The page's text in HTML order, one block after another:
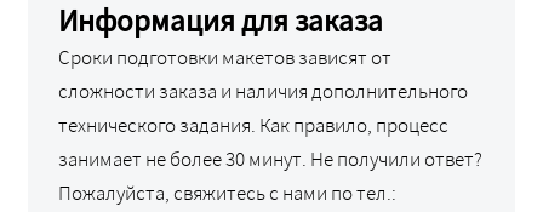
Информация для заказа
Сроки подготовки макетов зависят от
сложности заказа и наличия дополнительного
технического задания. Как правило, процесс
занимает не более 30 минут. Не получили ответ?
Пожалуйста, свяжитесь с нами по тел.: